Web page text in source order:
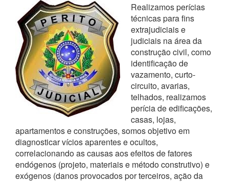
Realizamos perícias
técnicas para fins
extrajudiciais e
judiciais na área da
construção civil, como
identificação de
vazamento, curto-
circuito, avarias,
telhados, realizamos
perícia de edificações,
casas, lojas,
apartamentos e construções, somos objetivo em
diagnosticar vícios aparentes e ocultos,
correlacionando as causas aos efeitos de fatores
endógenos (projeto, materiais e método construtivo) e
exógenos (danos provocados por terceiros, ação da